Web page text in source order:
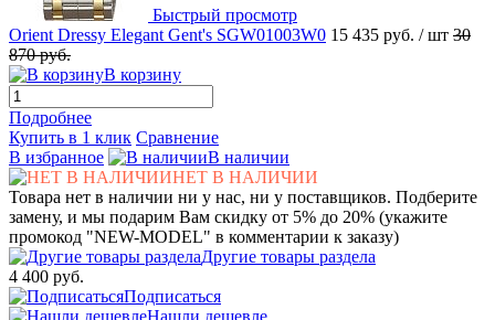
Быстрый просмотр
Orient Dressy Elegant Gent's SGW01003W0 15 435 руб. / шт 30
870 руб.
В корзину
Подробнее
Купить в 1 клик Сравнение
В избранное
В наличии
НЕТ В НАЛИЧИИ
Товара нет в наличии ни у нас, ни у поставщиков. Подберите
замену, и мы подарим Вам скидку от 5% до 20% (укажите
промокод "NEW-MODEL" в комментарии к заказу)
Другие товары раздела
4 400 руб.
Подписаться
Нашли дешевле